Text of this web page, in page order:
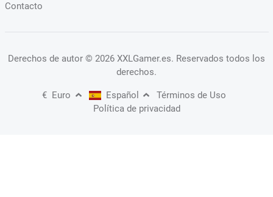
Contacto
Derechos de autor © 2026 XXLGamer.es. Reservados todos los
derechos.
€ Euro Español
Términos de Uso
Política de privacidad